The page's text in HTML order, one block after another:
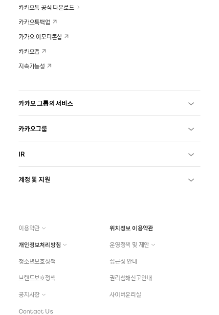
카카오톡 공식 다운로드
카카오톡백업
카카오 이모티콘샵
카카오맵
지속가능성
카카오 그룹의 서비스
카카오그룹
IR
계정 및 지원
이용약관
위치정보 이용약관
개인정보처리방침
운영정책 및 제안
청소년보호정책
접근성 안내
브랜드보호정책
권리침해신고안내
공지사항
사이버윤리실
Contact Us